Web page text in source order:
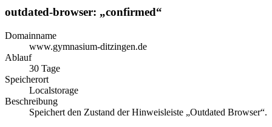
outdated-browser: „confirmed“
Domainname
www.gymnasium-ditzingen.de
Ablauf
30 Tage
Speicherort
Localstorage
Beschreibung
Speichert den Zustand der Hinweisleiste „Outdated Browser“.